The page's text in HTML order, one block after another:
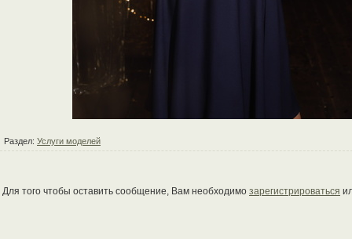
Раздел: Услуги моделей
Для того чтобы оставить сообщение, Вам необходимо зарегистрироваться